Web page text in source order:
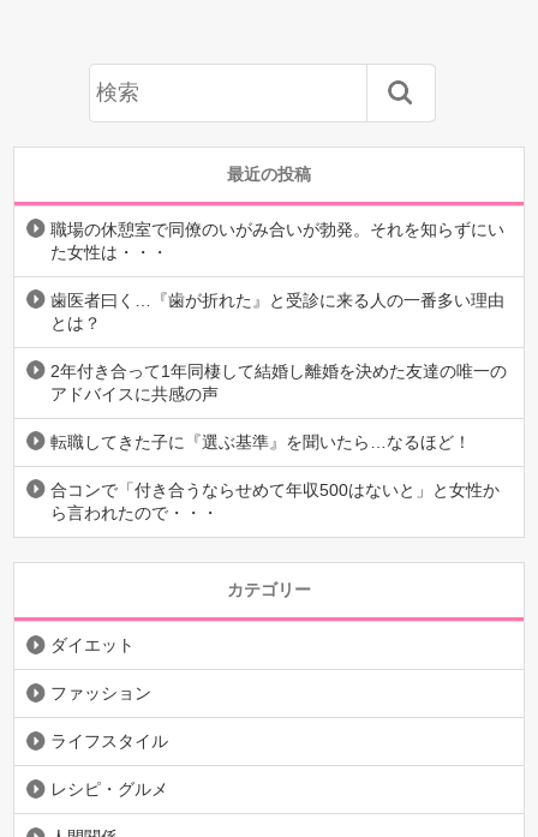
最近の投稿
職場の休憩室で同僚のいがみ合いが勃発。それを知らずにい
た女性は・・・
歯医者曰く…『歯が折れた』と受診に来る人の一番多い理由
とは？
2年付き合って1年同棲して結婚し離婚を決めた友達の唯一の
アドバイスに共感の声
転職してきた子に『選ぶ基準』を聞いたら…なるほど！
合コンで「付き合うならせめて年収500はないと」と女性か
ら言われたので・・・
カテゴリー
ダイエット
ファッション
ライフスタイル
レシピ・グルメ